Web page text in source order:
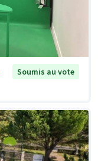
Soumis au vote